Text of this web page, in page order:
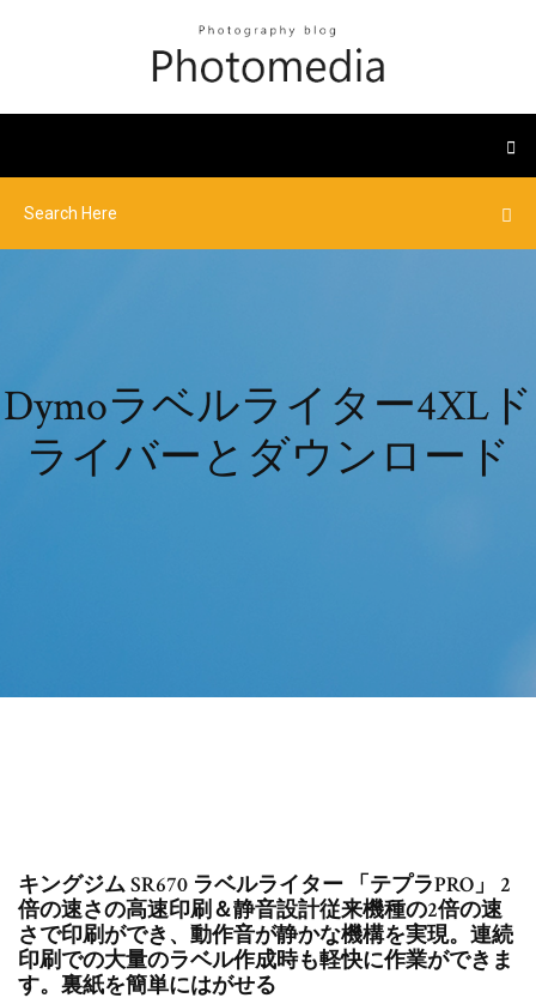
Dymoラベルライター4XLド
ライバーとダウンロード
キングジム SR670 ラベルライター 「テプラPRO」 2
倍の速さの高速印刷＆静音設計従来機種の2倍の速
さで印刷ができ、動作音が静かな機構を実現。連続
印刷での大量のラベル作成時も軽快に作業ができま
す。裏紙を簡単にはがせる